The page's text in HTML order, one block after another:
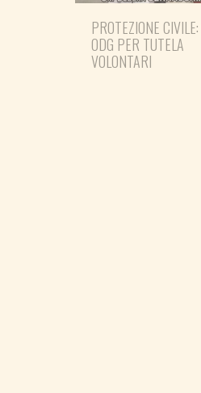
PROTEZIONE
ODG PER TUTELA
VOLONTARI